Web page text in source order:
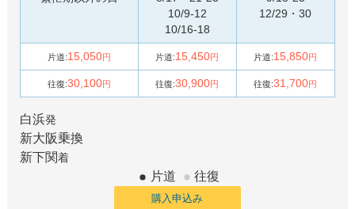
10/9-12
10/16-18
12/29・30
片道:15,050円 片道:15,450円 片道:15,850円
往復:30,100円 往復:30,900円 往復:31,700円
白浜発
新大阪乗換
新下関着
片道 往復
購入申込み